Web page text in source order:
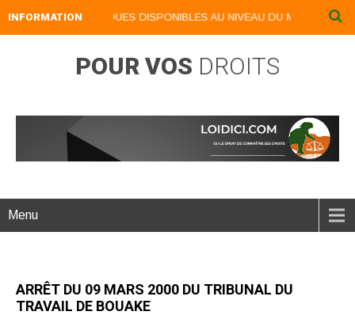
INFORMATION
LIVRES NUMERIQUES DISPONIBLES AU NIVEAU DU MENU ...NOS
POUR VOS DROITS
Menu
ARRÊT DU 09 MARS 2000 DU TRIBUNAL DU
TRAVAIL DE BOUAKE